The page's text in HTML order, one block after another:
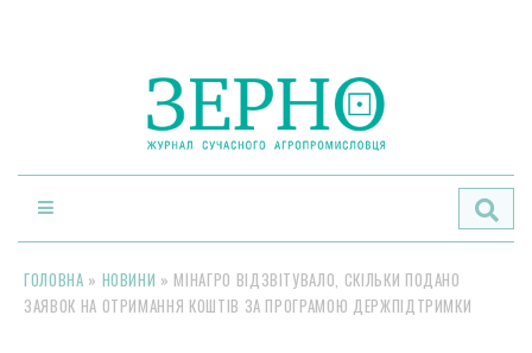
ГОЛОВНА » НОВИНИ » МІНАГРО ВІДЗВІТУВАЛО, СКІЛЬКИ ПОДАНО
ЗАЯВОК НА ОТРИМАННЯ КОШТІВ ЗА ПРОГРАМОЮ ДЕРЖПІДТРИМКИ